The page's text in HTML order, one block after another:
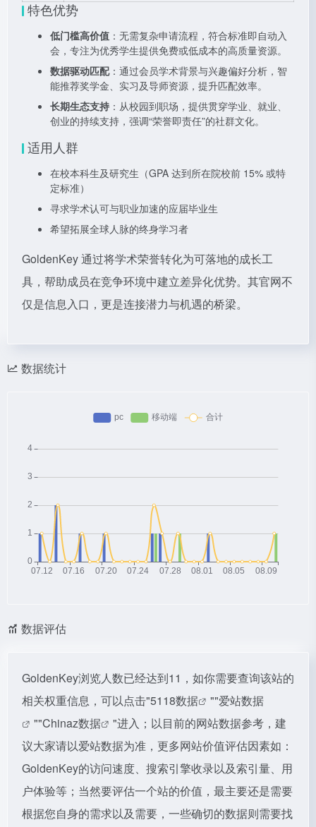
特色优势
低门槛高价值 ：无需复杂申请流程，符合标准即自动入
会，专注为优秀学生提供免费或低成本的高质量资源。
数据驱动匹配：通过会员学术背景与兴趣偏好分析，智
能推荐奖学金、实习及导师资源，提升匹配效率。
长期生态支持 ：从校园到职场，提供贯穿学业、就业、
创业的持续支持，强调“荣誉即责任”的社群文化。
适用人群
在校本科生及研究生（GPA 达到所在院校前 15% 或特
定标准）
寻求学术认可与职业加速的应届毕业生
希望拓展全球人脉的终身学习者
GoldenKey 通过将学术荣誉转化为可落地的成长工
具，帮助成员在竞争环境中建立差异化优势。其官网不
仅是信息入口，更是连接潜力与机遇的桥梁。
数据统计
数据评估
GoldenKey浏览人数已经达到11，如你需要查询该站的
相关权重信息，可以点击"5118数据 ""爱站数据
""Chinaz数据
"进入；以目前的网站数据参考，建
议大家请以爱站数据为准，更多网站价值评估因素如：
GoldenKey的访问速度、搜索引擎收录以及索引量、用
户体验等；当然要评估一个站的价值，最主要还是需要
根据您自身的需求以及需要，一些确切的数据则需要找